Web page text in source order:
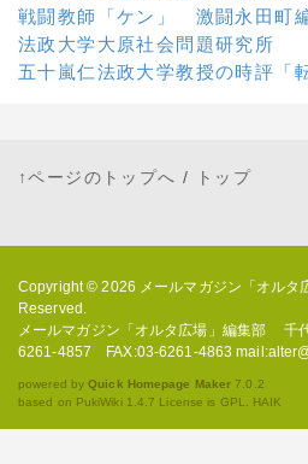
戦闘教師「ケン」 激闘永田町
法政大学大原社会問題研究所
五十嵐仁法政大学教授の時評「
↑ページのトップへ / トップ
Copyright © 2026 メールマガジン「オルタ
Reserved.
メールマガジン「オルタ広場」編集部 千
6261-4857 FAX:03-6261-4863
powered byQuick Homepage Maker 7.0.2
based on PukiWiki 1.4.7 License is GPL. HAIK